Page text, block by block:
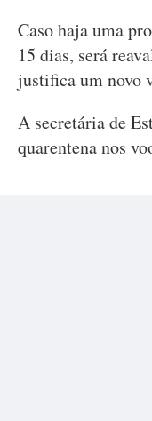
Caso haja uma
15 dias, será
justifica um novo
A secretária de
quarentena nos